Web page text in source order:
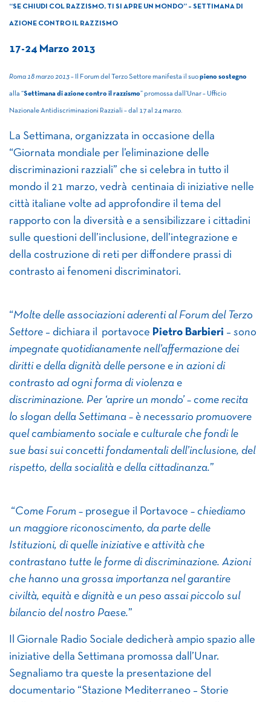
“SE CHIUDI COL RAZZISMO, TI SI APRE UN MONDO” – SETTIMANA DI
AZIONE CONTRO IL RAZZISMO
17-24 Marzo 2013
Roma 18 marzo 2013 – Il Forum del Terzo Settore manifesta il suo pieno sostegno
alla “Settimana di azione contro il razzismo” promossa dall’Unar – Ufficio
Nazionale Antidiscriminazioni Razziali – dal 17 al 24 marzo.
La Settimana, organizzata in occasione della
“Giornata mondiale per l’eliminazione delle
discriminazioni razziali” che si celebra in tutto il
mondo il 21 marzo, vedrà centinaia di iniziative nelle
città italiane volte ad approfondire il tema del
rapporto con la diversità e a sensibilizzare i cittadini
sulle questioni dell’inclusione, dell’integrazione e
della costruzione di reti per diffondere prassi di
contrasto ai fenomeni discriminatori.
“Molte delle associazioni aderenti al Forum del Terzo
Settore – dichiara il portavoce Pietro Barbieri – sono
impegnate quotidianamente nell’affermazione dei
diritti e della dignità delle persone e in azioni di
contrasto ad ogni forma di violenza e
discriminazione. Per ‘aprire un mondo’ – come recita
lo slogan della Settimana – è necessario promuovere
quel cambiamento sociale e culturale che fondi le
sue basi sui concetti fondamentali dell’inclusione, del
rispetto, della socialità e della cittadinanza.”
“Come Forum – prosegue il Portavoce – chiediamo
un maggiore riconoscimento, da parte delle
Istituzioni, di quelle iniziative e attività che
contrastano tutte le forme di discriminazione. Azioni
che hanno una grossa importanza nel garantire
civiltà, equità e dignità e un peso assai piccolo sul
bilancio del nostro Paese.”
Il Giornale Radio Sociale dedicherà ampio spazio alle
iniziative della Settimana promossa dall’Unar.
Segnaliamo tra queste la presentazione del
documentario “Stazione Mediterraneo – Storie